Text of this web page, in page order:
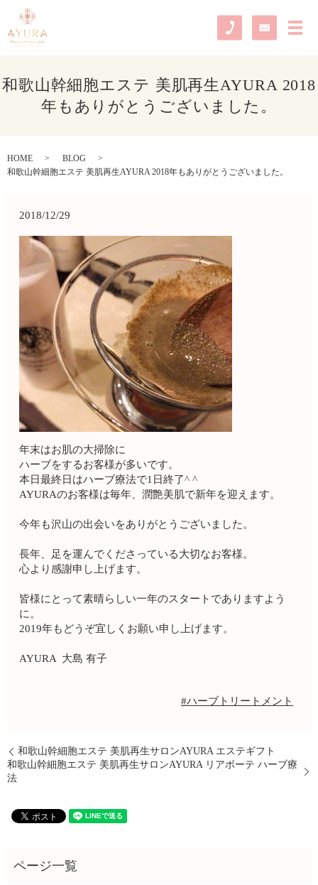
メ
和歌山幹細胞エステ 美肌再生AYURA 2018
年もありがとうございました。
HOME
BLOG
和歌山幹細胞エステ 美肌再生AYURA 2018年もありがとうございました。
2018/12/29
年末はお肌の大掃除に
ハーブをするお客様が多いです。
本日最終日はハーブ療法で1日終了^ ^
AYURAのお客様は毎年、潤艶美肌で新年を迎えます。
今年も沢山の出会いをありがとうございました。
長年、足を運んでくださっている大切なお客様。
心より感謝申し上げます。
皆様にとって素晴らしい一年のスタートでありますよう
に。
2019年もどうぞ宜しくお願い申し上げます。
AYURA 大島 有子
#ハーブトリートメント
和歌山幹細胞エステ 美肌再生サロンAYURA エステギフト
和歌山幹細胞エステ 美肌再生サロンAYURA リアボーテ ハーブ療
法